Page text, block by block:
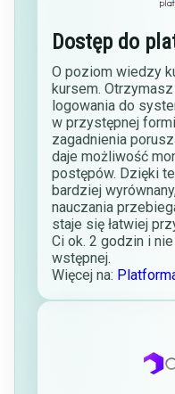
Dostęp do
O poziom wiedzy
kursem.
logowania do
w przystępnej
zagadnienia
daje możliwość
postępów. Dzięki
bardziej
nauczania
staje się łatwiej
Ci ok. 2 godzin i
wstępnej.
Więcej na: